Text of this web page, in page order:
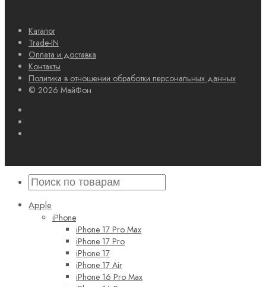
Каталог
Trade-IN
Оплата и доставка
Контакты
Политика в отношении обработки персональных данных
© 2026 МайФон
Apple
iPhone
iPhone 17 Pro Max
iPhone 17 Pro
iPhone 17
iPhone 17 Air
iPhone 16 Pro Max